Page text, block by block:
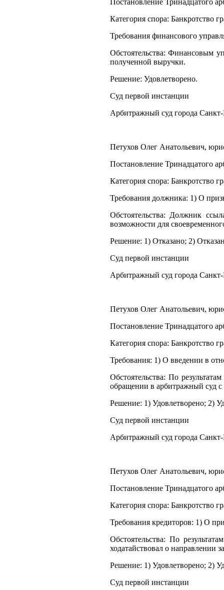
Категория спора: Банкротство
Требования финансового
Обстоятельства: Финансовым
полученной выручки.
Решение: Удовлетворено.
Суд первой инстанции
Арбитражный суд города
Петухов Олег Анатольевич,
Постановление Тринадцатого
Категория спора: Банкротство
Требования должника: 1) О
Обстоятельства: Должник
возможности для
Решение: 1) Отказано; 2)
Суд первой инстанции
Арбитражный суд города
Петухов Олег Анатольевич,
Постановление Тринадцатого
Категория спора: Банкротство
Требования: 1) О введении в
Обстоятельства: По
обращении в арбитражный суд
Решение: 1) Удовлетворено; 2)
Суд первой инстанции
Арбитражный суд города
Петухов Олег Анатольевич,
Постановление Тринадцатого
Категория спора: Банкротство
Требования кредиторов: 1) О
Обстоятельства: По
ходатайствовал о направлении
Решение: 1) Удовлетворено; 2)
Суд первой инстанции